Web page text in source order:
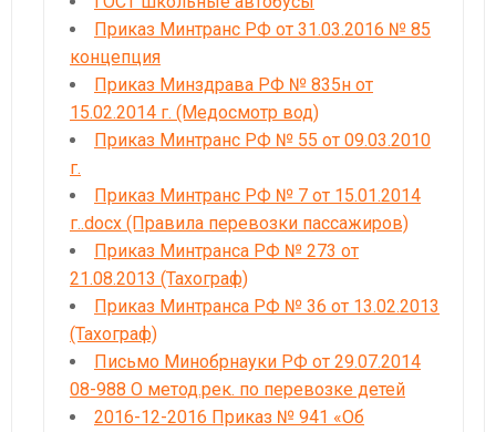
Приказ Минтранс РФ от 31.03.2016 № 85
концепция
Приказ Минздрава РФ № 835н от
15.02.2014 г. (Медосмотр вод)
Приказ Минтранс РФ № 55 от 09.03.2010
г.
Приказ Минтранс РФ № 7 от 15.01.2014
г..docx (Правила перевозки пассажиров)
Приказ Минтранса РФ № 273 от
21.08.2013 (Тахограф)
Приказ Минтранса РФ № 36 от 13.02.2013
(Тахограф)
Письмо Минобрнауки РФ от 29.07.2014
08-988 О метод.рек. по перевозке детей
2016-12-2016 Приказ № 941 «Об